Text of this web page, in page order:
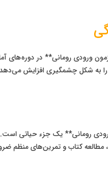
ورودی رومانی** در
به شکل چشمگیری افزایش
رومانی** یک جزء حیاتی است.
مطالعه کتاب و تمرین‌های منظم